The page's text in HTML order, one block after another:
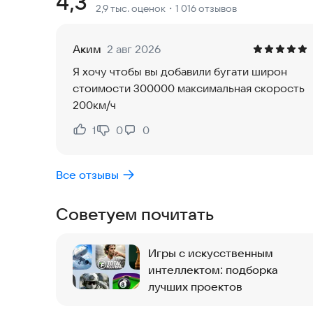
дальше – больше, копишь бабки, чтобы
узнали.
В игре куча режимов – от свободного катания,
Меняй погоду, время суток и кайфуй от
Чекни особенности Шашки по Москве:
Множество тачек для самых разных фишек в
Кастомизация на максе, чтобы тачка была не
Детальные локации, где каждый уголок
Разные виды камеры, чтобы ты лучше
Управление на любой вкус, чтобы ты
2,9 тыс. оценок ・1 016 отзывов
Аким 2 авг 2026
Я хочу чтобы вы добавили бугати широн
стоимости 300000 максимальная скорость
200км/ч
Нравится:
1
Не нравится:
0 0
Все отзывы
Советуем почитать
Игры с искусственным
интеллектом: подборка
лучших проектов